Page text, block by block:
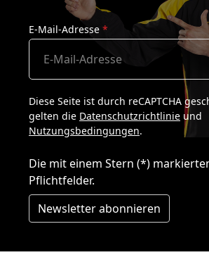
E-Mail-Adresse *
Diese Seite ist durch reCAPTCHA
gelten die Datenschutzrichtlinie und
Nutzungsbedingungen.
Die mit einem Stern (*)
Pflichtfelder.
Newsletter abonnieren